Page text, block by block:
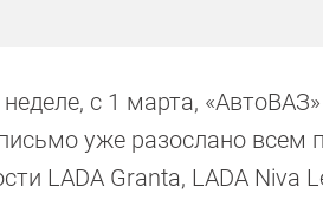
с 1 марта,
уже разослано всем
LADA Granta, LADA Niva